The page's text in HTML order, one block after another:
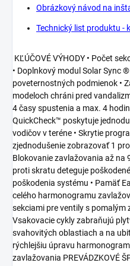
Obrázkový návod na
Technický list produktu -
KĽÚČOVÉ VÝHODY • Počet
• Doplnkový modul Solar Sync
poveternostných podmienok •
modeloch chráni pred
4 časy spustenia a max. 4
QuickCheck™ poskytuje
vodičov v teréne • Skrytie
zjednodušenie zobrazovať 1
Blokovanie zavlažovania až na
proti skratu deteguje
poškodenia systému • Pamäť
celého harmonogramu
sekciami pre ventily s pomalým
Vsakovacie cykly zabraňujú
svahovitých oblastiach a na
rýchlejšiu úpravu
zavlažovania PREVÁDZKOVÉ